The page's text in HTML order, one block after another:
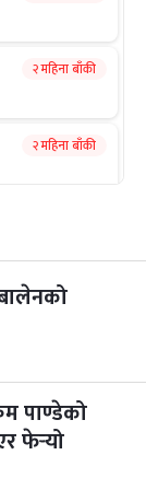
२ महिना बाँकी
२ महिना बाँकी
२ महिना बाँकी
२ महिना बाँकी
पाण्डेको
फेर्‍यो